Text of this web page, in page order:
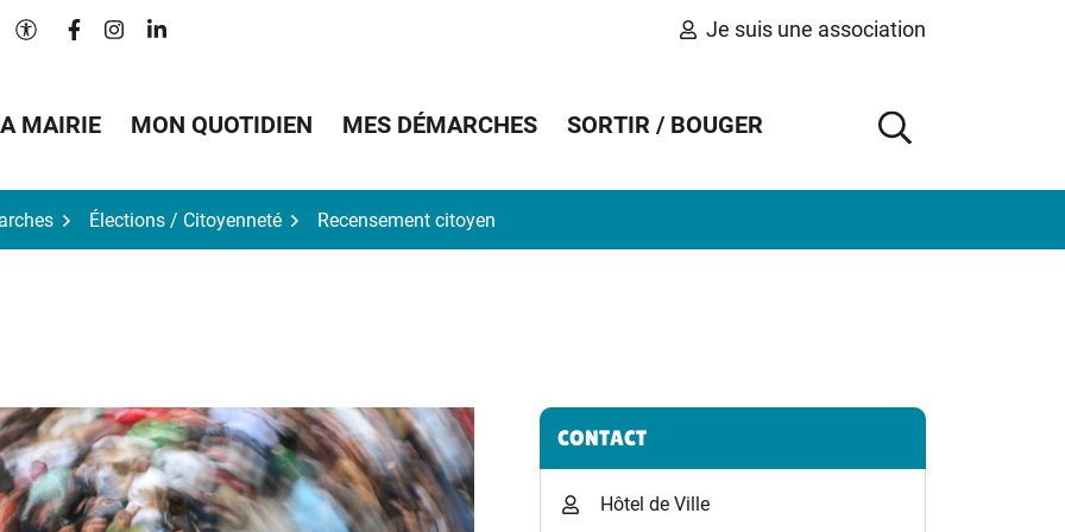
Paramètres d'accessibilité
Lien vers le compte Facebook
Lien vers le compte Instagram
Lien vers le compte Linkedin Je suis une association
MAIRIE MON QUOTIDIEN MES DÉMARCHES SORTIR / BOUGER
AFFICHER
Élections / Citoyenneté Recensement citoyen
Informations complémentaires
CONTACT
Hôtel de Ville